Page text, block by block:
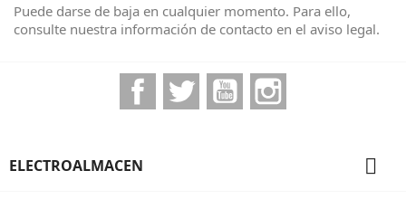
Puede darse de baja en cualquier momento. Para ello,
consulte nuestra información de contacto en el aviso legal.
FacebookTwitter YouTube
ELECTROALMACEN 